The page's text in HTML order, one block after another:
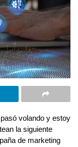
volando y estoy
la siguiente
de marketing